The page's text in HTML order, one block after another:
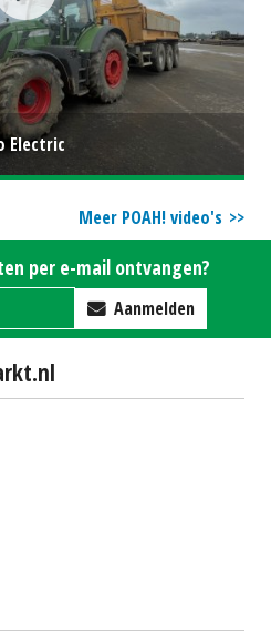
Electric
Meer POAH! video's
per e-mail ontvangen?
Aanmelden